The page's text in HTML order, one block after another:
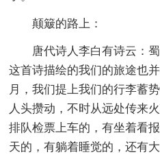
颠簸的路上：
唐代诗人李白有诗云：蜀
这首诗描绘的我们的旅途也
月，我们提上我们的行李蓄
人头攒动，不时从远处传来
排队检票上车的，有坐着看
天的，有躺着睡觉的，还有